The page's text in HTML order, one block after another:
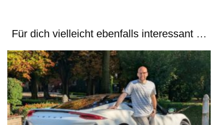
Für dich vielleicht ebenfalls interessant …